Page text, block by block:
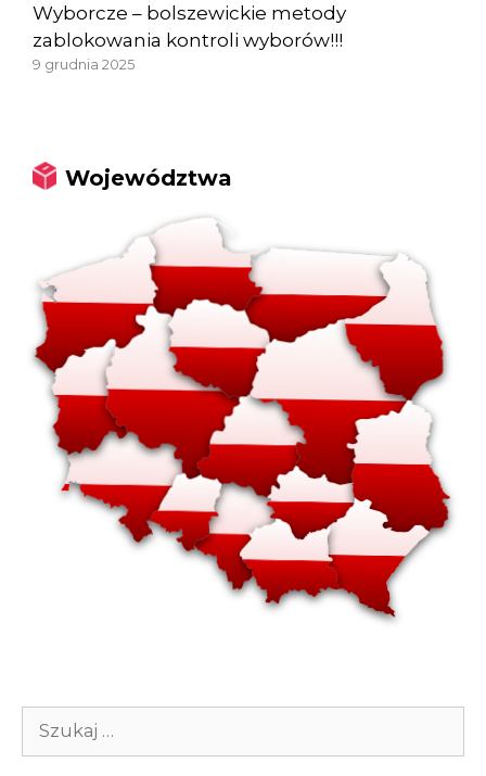
Wyborcze – bolszewickie metody
zablokowania kontroli wyborów!!!
9 grudnia 2025
Województwa
Szukaj: